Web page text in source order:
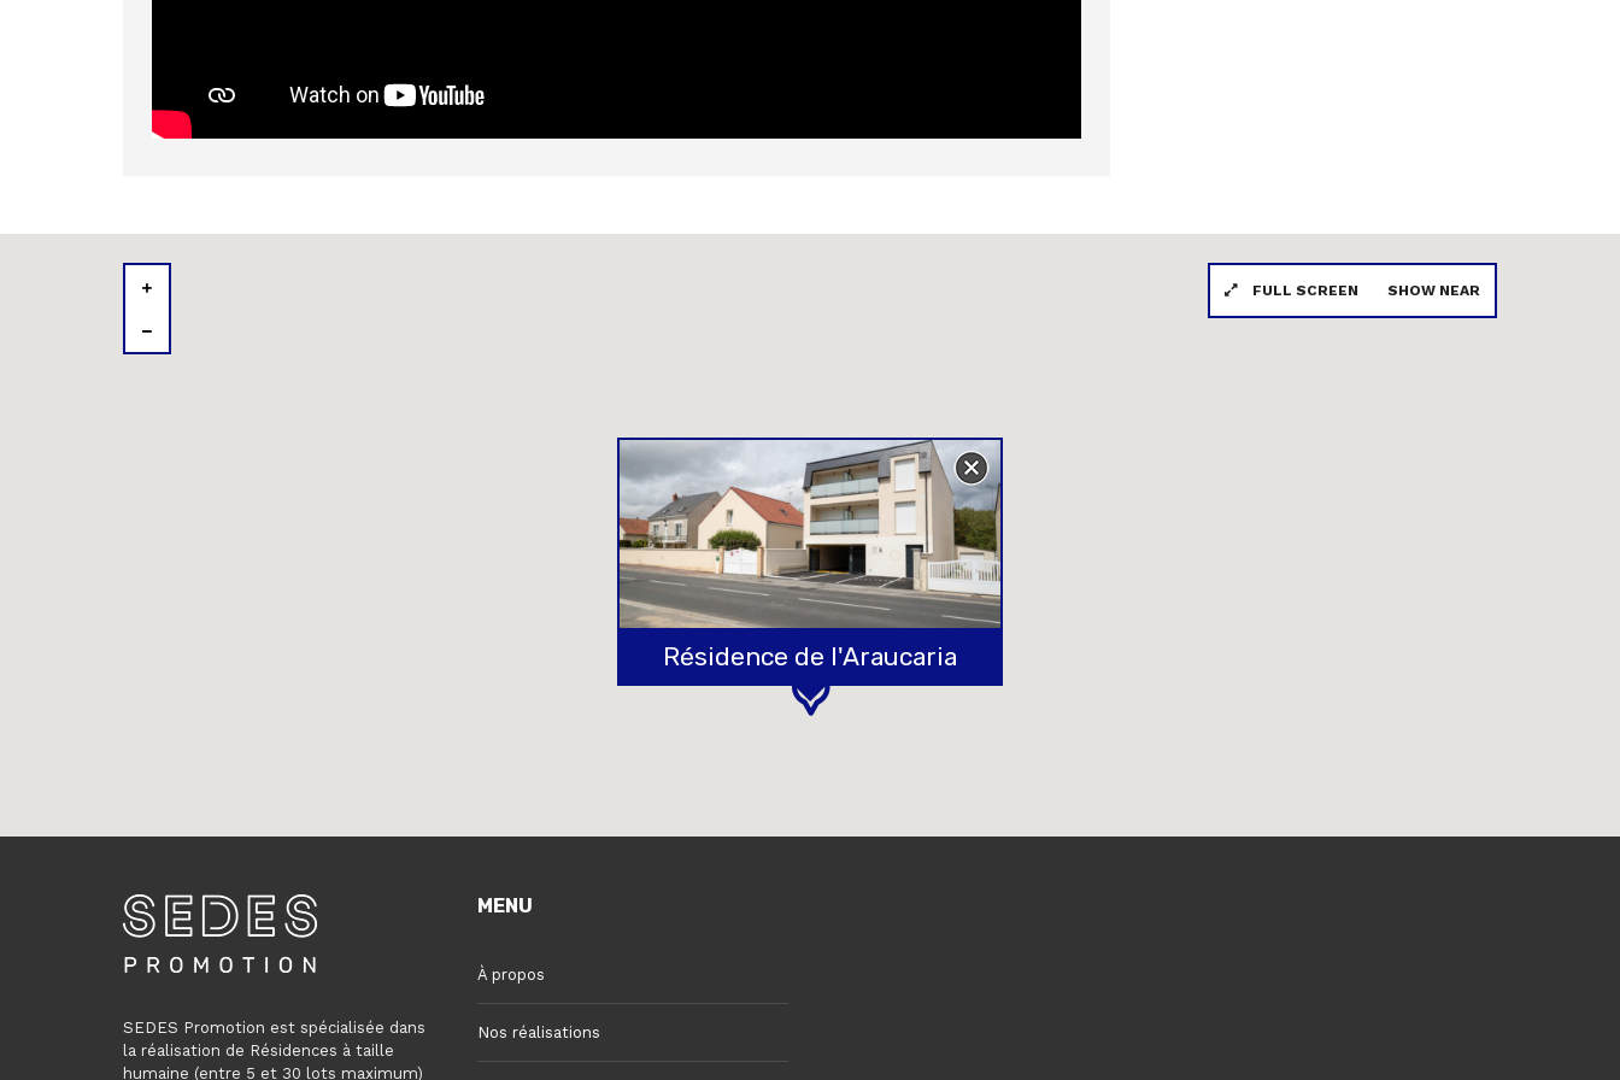
Résidence de l'Araucaria
FULL SCREEN SHOW NEAR
SEDES Promotion est spécialisée dans
la réalisation de Résidences à taille
humaine (entre 5 et 30 lots maximum)
MENU
À propos
Nos réalisations